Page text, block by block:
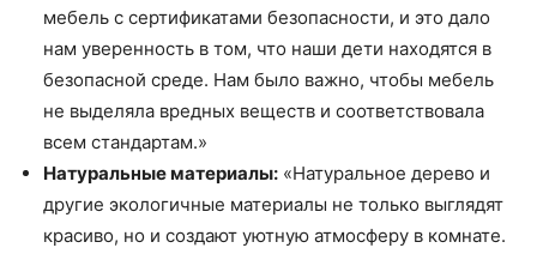
мебель с сертификатами безопасности, и это дало
нам уверенность в том, что наши дети находятся в
безопасной среде. Нам было важно, чтобы мебель
не выделяла вредных веществ и соответствовала
всем стандартам.»
Натуральные материалы: «Натуральное дерево и
другие экологичные материалы не только выглядят
красиво, но и создают уютную атмосферу в комнате.